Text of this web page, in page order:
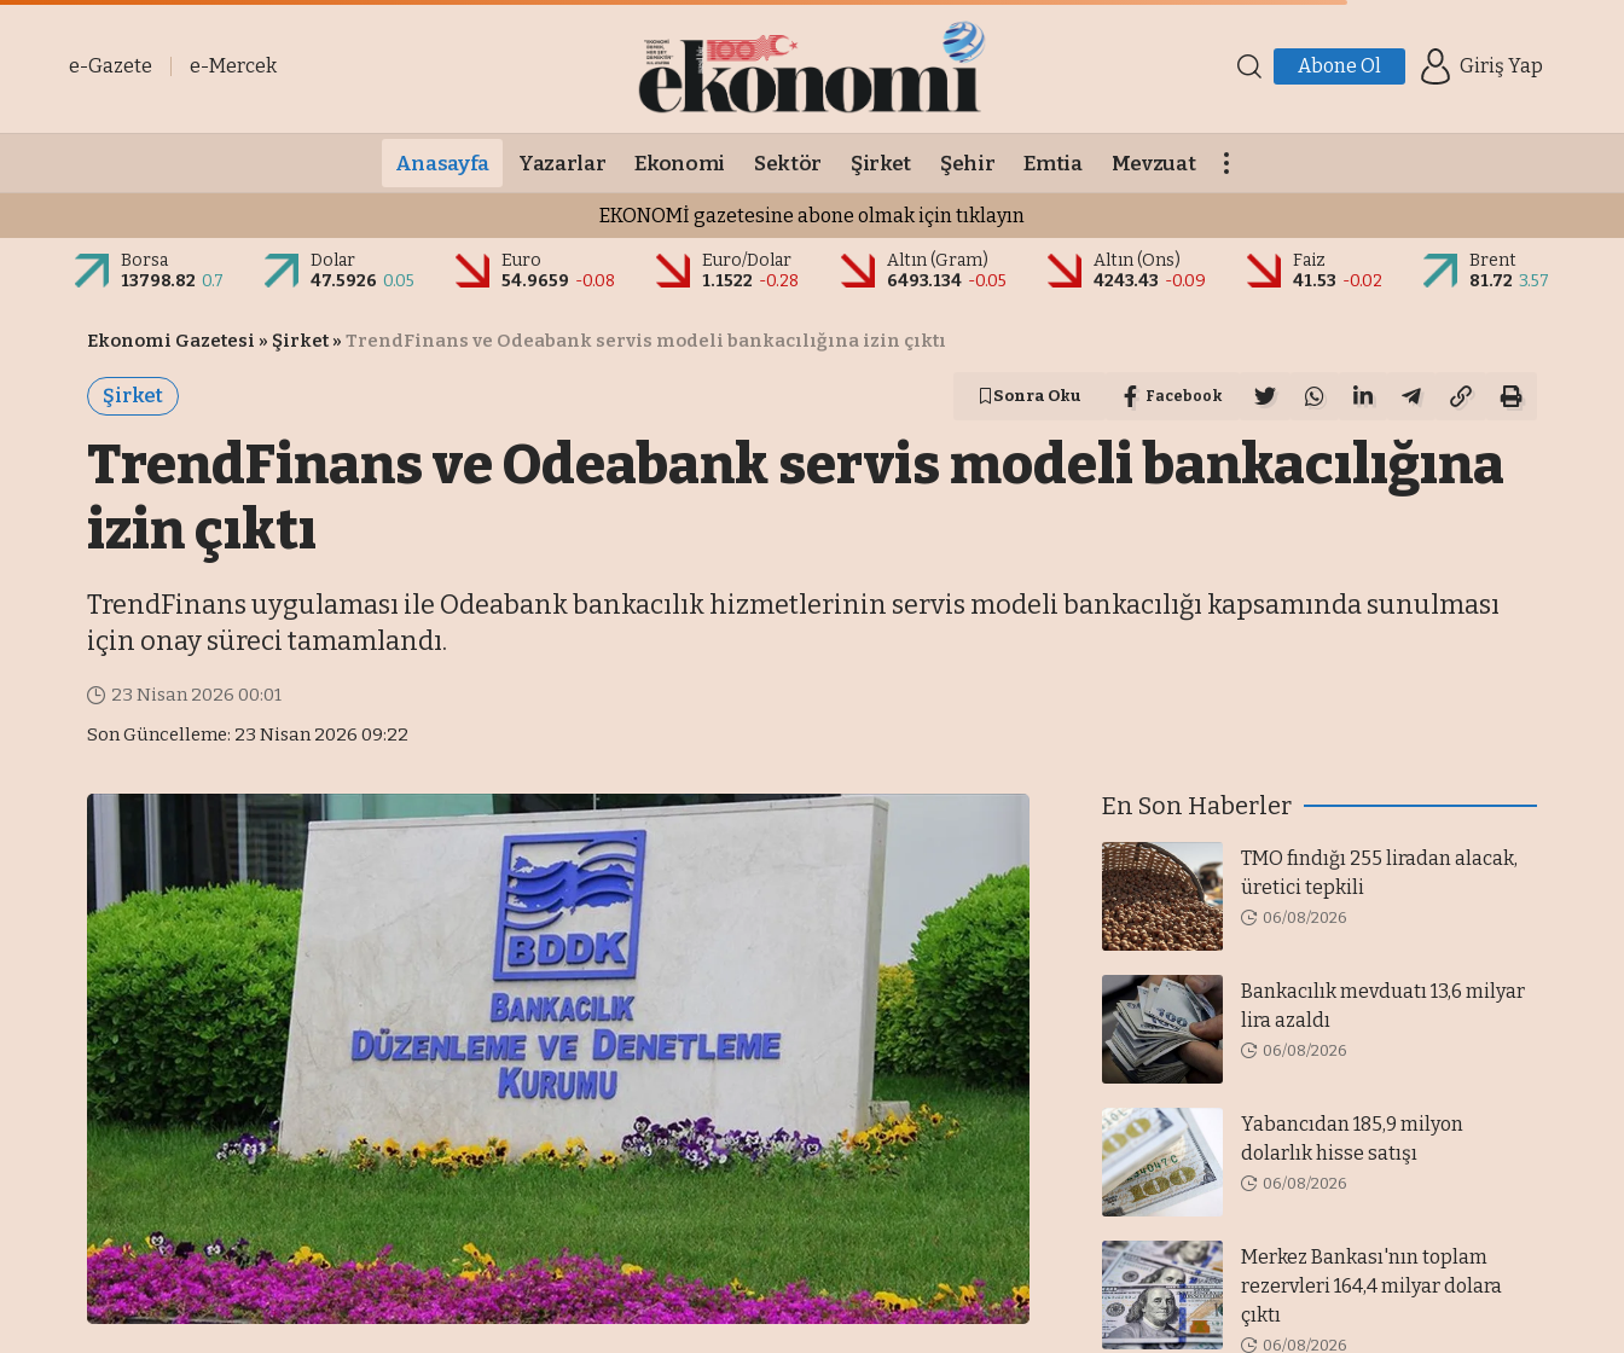
e-Gazete e-Mercek Abone Ol Giriş Yap
Anasayfa Yazarlar Ekonomi Sektör Şirket Şehir Emtia Mevzuat
EKONOMİ gazetesine abone olmak için tıklayın
Borsa
13798.82 0.7
Dolar
47.5926 0.05
Euro
54.9659 -0.08
Euro/Dolar
1.1522 -0.28
Altın (Gram)
6493.134 -0.05
Altın (Ons)
4243.43 -0.09
Faiz
41.53 -0.02
Brent
81.72 3.57
Ekonomi Gazetesi » Şirket » TrendFinans ve Odeabank servis modeli bankacılığına izin çıktı
Şirket Sonra Oku Facebook
TrendFinans ve Odeabank servis modeli bankacılığına
izin çıktı
TrendFinans uygulaması ile Odeabank bankacılık hizmetlerinin servis modeli bankacılığı kapsamında sunulması
için onay süreci tamamlandı.
Son Güncelleme: 23 Nisan 2026 09:22
23 Nisan 2026 00:01
En Son Haberler
TMO fındığı 255 liradan alacak,
üretici tepkili
06/08/2026
Bankacılık mevduatı 13,6 milyar
lira azaldı
06/08/2026
Yabancıdan 185,9 milyon
dolarlık hisse satışı
06/08/2026
Merkez Bankası'nın toplam
rezervleri 164,4 milyar dolara
çıktı
06/08/2026